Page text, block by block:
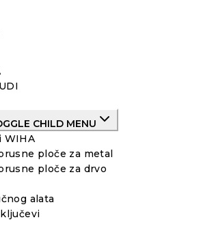
CHILD MENU
WIHA
ploče za metal
ploče za drvo
alata